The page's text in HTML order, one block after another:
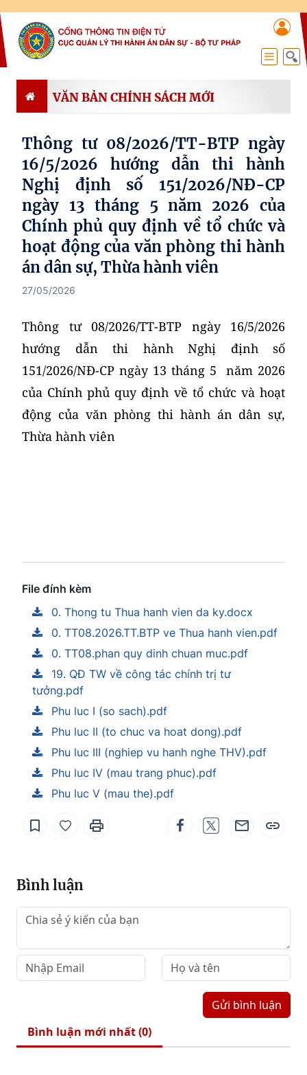
VĂN BẢN CHÍNH SÁCH MỚI
Thông tư 08/2026/TT-BTP ngày
16/5/2026 hướng dẫn thi hành
Nghị định số 151/2026/NĐ-CP
ngày 13 tháng 5 năm 2026 của
Chính phủ quy định về tổ chức và
hoạt động của văn phòng thi hành
án dân sự, Thừa hành viên
27/05/2026
Thông tư 08/2026/TT-BTP ngày 16/5/2026
hướng dẫn thi hành Nghị định số
151/2026/NĐ-CP ngày 13 tháng 5 năm 2026
của Chính phủ quy định về tổ chức và hoạt
động của văn phòng thi hành án dân sự,
Thừa hành viên
File đính kèm
0. Thong tu Thua hanh vien da ky.docx
0. TT08.2026.TT.BTP ve Thua hanh vien.pdf
0. TT08.phan quy dinh chuan muc.pdf
19. QĐ TW về công tác chính trị tư
tưởng.pdf
Phu luc I (so sach).pdf
Phu luc II (to chuc va hoat dong).pdf
Phu luc III (nghiep vu hanh nghe THV).pdf
Phu luc IV (mau trang phuc).pdf
Phu luc V (mau the).pdf
Bình luận
Gửi bình luận
Bình luận mới nhất (0)